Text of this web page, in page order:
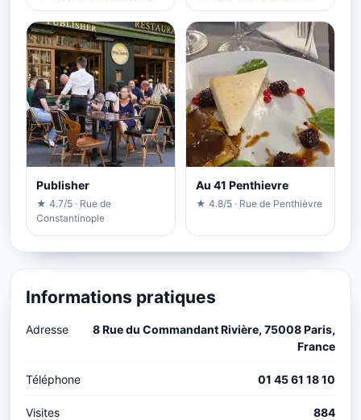
Publisher
★ 4.7/5 · Rue de
Constantinople
Au 41 Penthievre
★ 4.8/5 · Rue de Penthièvre
Informations pratiques
Adresse
8 Rue du Commandant Rivière, 75008 Paris,
France
Téléphone 01 45 61 18 10
Visites 884